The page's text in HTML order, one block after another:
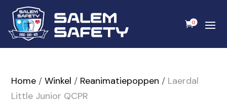
0
Home /Winkel / Reanimatiepoppen / Laerdal
Little Junior QCPR